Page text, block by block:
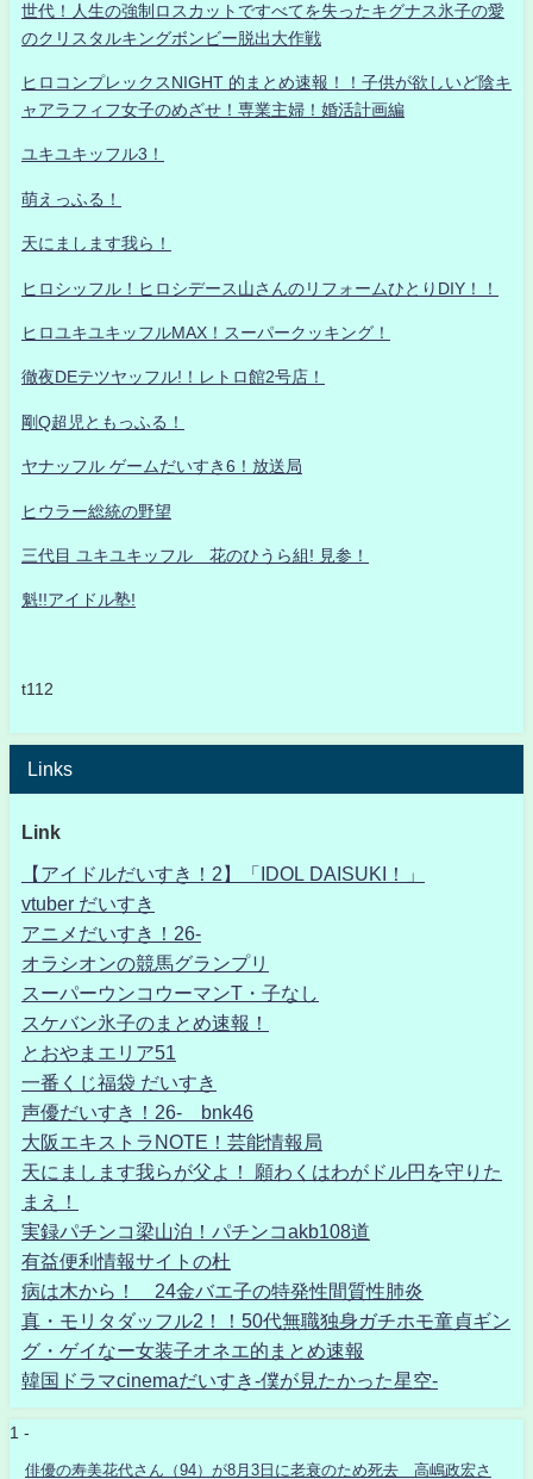
世代！人生の強制ロスカットですべてを失ったキグナス氷子の愛
のクリスタルキングボンビー脱出大作戦
ヒロコンプレックスNIGHT 的まとめ速報！！子供が欲しいど陰キ
ャアラフィフ女子のめざせ！専業主婦！婚活計画編
ユキユキッフル3！
萌えっふる！
天にまします我ら！
ヒロシッフル！ヒロシデース山さんのリフォームひとりDIY！！
ヒロユキユキッフルMAX！スーパークッキング！
徹夜DEテツヤッフル!！レトロ館2号店！
剛Q超児ともっふる！
ヤナッフル ゲームだいすき6！放送局
ヒウラー総統の野望
三代目 ユキユキッフル 花のひうら組! 見参！
魁!!アイドル塾!
t112
Links
Link
【アイドルだいすき！2】「IDOL DAISUKI！」
vtuber だいすき
アニメだいすき！26-
オラシオンの競馬グランプリ
スーパーウンコウーマンT・子なし
スケバン氷子のまとめ速報！
とおやまエリア51
一番くじ福袋 だいすき
声優だいすき！26- bnk46
大阪エキストラNOTE！芸能情報局
天にまします我らが父よ！ 願わくはわがドル円を守りた
まえ！
実録パチンコ梁山泊！パチンコakb108道
有益便利情報サイトの杜
病は木から！ 24金バエ子の特発性間質性肺炎
真・モリタダッフル2！！50代無職独身ガチホモ童貞ギン
グ・ゲイなー女装子オネエ的まとめ速報
韓国ドラマcinemaだいすき-僕が見たかった星空-
1 -
俳優の寿美花代さん（94）が8月3日に老衰のため死去 高嶋政宏さ